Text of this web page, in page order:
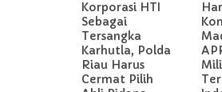
Korporasi HTI
Sebagai
Tersangka
Karhutla, Polda
Riau Harus
Cermat Pilih